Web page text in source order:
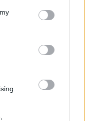
κυριολεκτικά στον
για τη
‑ οι
διακοπές στο νησί των